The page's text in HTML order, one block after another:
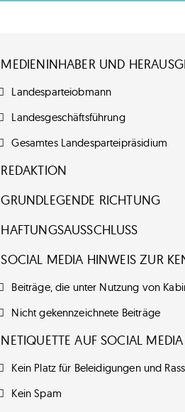
MEDIENINHABER UND
Landesparteiobmann
Landesgeschäftsführung
Gesamtes Landesparteipräsidium
REDAKTION
GRUNDLEGENDE RICHTUNG
HAFTUNGSAUSSCHLUSS
SOCIAL MEDIA HINWEIS ZUR
Beiträge, die unter Nutzung von
Nicht gekennzeichnete Beiträge
NETIQUETTE AUF SOCIAL MEDIA
Kein Platz für Beleidigungen und
Kein Spam